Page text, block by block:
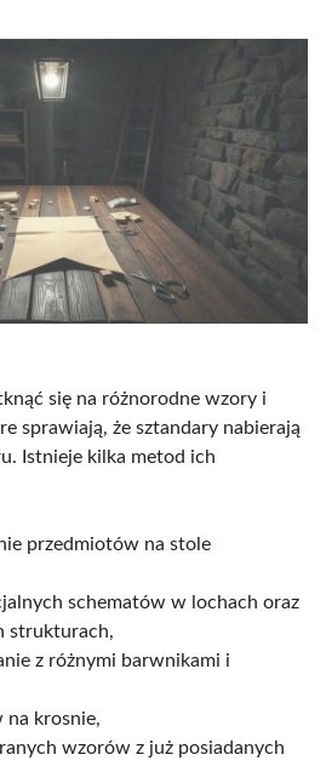
się na różnorodne wzory i
sprawiają, że sztandary nabierają
Istnieje kilka metod ich
przedmiotów na stole
schematów w lochach oraz
strukturach,
z różnymi barwnikami i
na krosnie,
wzorów z już posiadanych